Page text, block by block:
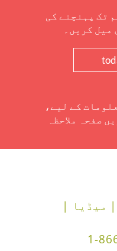
تک پہنچنے کی
کریں۔
کے لیے،
صفحہ ملاحظہ
| میڈیا |
1-